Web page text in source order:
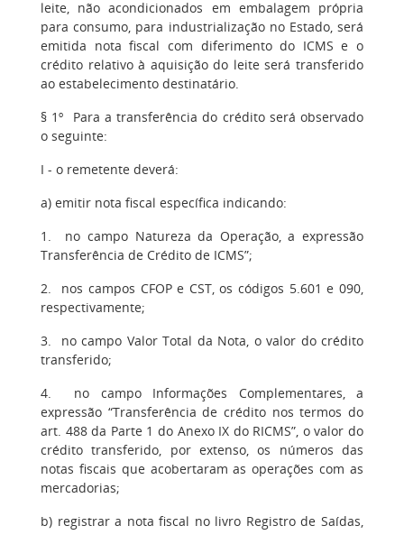
leite, não acondicionados em embalagem própria
para consumo, para industrialização no Estado, será
emitida nota fiscal com diferimento do ICMS e o
crédito relativo à aquisição do leite será transferido
ao estabelecimento destinatário.
§ 1º Para a transferência do crédito será observado
o seguinte:
I - o remetente deverá:
a) emitir nota fiscal específica indicando:
1. no campo Natureza da Operação, a expressão
Transferência de Crédito de ICMS”;
2. nos campos CFOP e CST, os códigos 5.601 e 090,
respectivamente;
3. no campo Valor Total da Nota, o valor do crédito
transferido;
4. no campo Informações Complementares, a
expressão “Transferência de crédito nos termos do
art. 488 da Parte 1 do Anexo IX do RICMS”, o valor do
crédito transferido, por extenso, os números das
notas fiscais que acobertaram as operações com as
mercadorias;
b) registrar a nota fiscal no livro Registro de Saídas,